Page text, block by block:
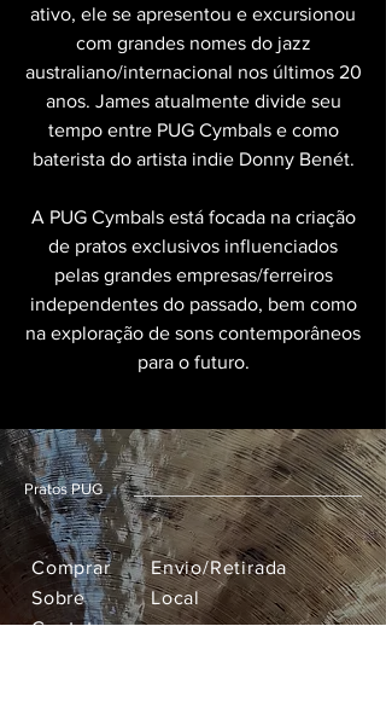
ativo, ele se apresentou e excursionou
com grandes nomes do jazz
australiano/internacional nos últimos 20
anos. James atualmente divide seu
tempo entre PUG Cymbals e como
baterista do artista indie Donny Benét.
A PUG Cymbals está focada na criação
de pratos exclusivos influenciados
pelas grandes empresas/ferreiros
independentes do passado, bem como
na exploração de sons contemporâneos
para o futuro.
Pratos PUG
Comprar
Sobre
Contato
Envio/Retirada
Local